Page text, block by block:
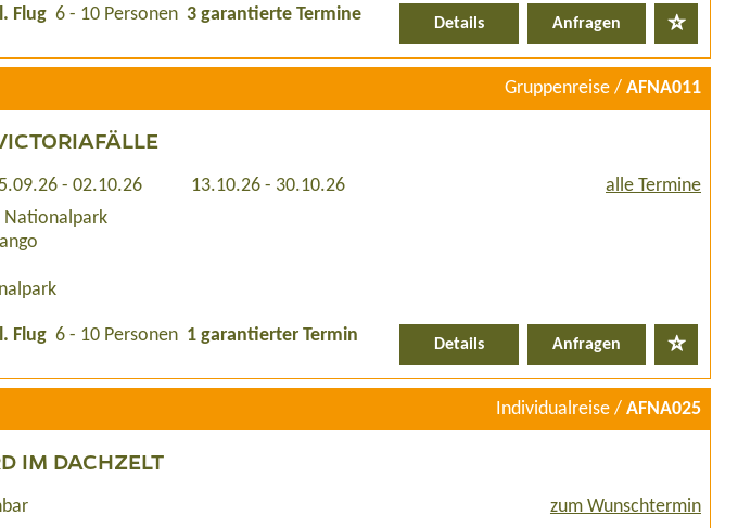
Flug 6 - 10 Personen 3 garantierte Termine Details Anfragen
Gruppenreise / AFNA011
- 02.10.26 13.10.26 - 30.10.26
alle Termine
Nationalpark
Flug 6 - 10 Personen 1 garantierter Termin Details Anfragen
Individualreise / AFNA025
IM DACHZELT
zum Wunschtermin